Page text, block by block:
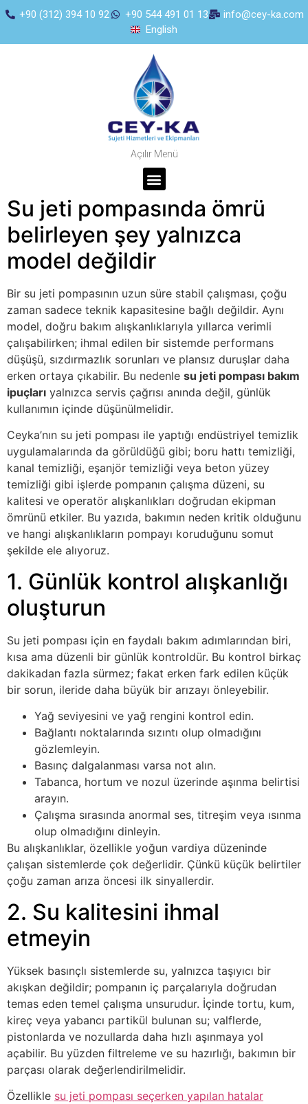
+90 (312) 394 10 92 +90 544 491 01 13
info@cey-ka.com
English
Açılır Menü
Su jeti pompasında ömrü
belirleyen şey yalnızca
model değildir
Bir su jeti pompasının uzun süre stabil çalışması, çoğu
zaman sadece teknik kapasitesine bağlı değildir. Aynı
model, doğru bakım alışkanlıklarıyla yıllarca verimli
çalışabilirken; ihmal edilen bir sistemde performans
düşüşü, sızdırmazlık sorunları ve plansız duruşlar daha
erken ortaya çıkabilir. Bu nedenle su jeti pompası bakım
ipuçları yalnızca servis çağrısı anında değil, günlük
kullanımın içinde düşünülmelidir.
Ceyka’nın su jeti pompası ile yaptığı endüstriyel temizlik
uygulamalarında da görüldüğü gibi; boru hattı temizliği,
kanal temizliği, eşanjör temizliği veya beton yüzey
temizliği gibi işlerde pompanın çalışma düzeni, su
kalitesi ve operatör alışkanlıkları doğrudan ekipman
ömrünü etkiler. Bu yazıda, bakımın neden kritik olduğunu
ve hangi alışkanlıkların pompayı koruduğunu somut
şekilde ele alıyoruz.
1. Günlük kontrol alışkanlığı
oluşturun
Su jeti pompası için en faydalı bakım adımlarından biri,
kısa ama düzenli bir günlük kontroldür. Bu kontrol birkaç
dakikadan fazla sürmez; fakat erken fark edilen küçük
bir sorun, ileride daha büyük bir arızayı önleyebilir.
Yağ seviyesini ve yağ rengini kontrol edin.
Bağlantı noktalarında sızıntı olup olmadığını
gözlemleyin.
Basınç dalgalanması varsa not alın.
Tabanca, hortum ve nozul üzerinde aşınma belirtisi
arayın.
Çalışma sırasında anormal ses, titreşim veya ısınma
olup olmadığını dinleyin.
Bu alışkanlıklar, özellikle yoğun vardiya düzeninde
çalışan sistemlerde çok değerlidir. Çünkü küçük belirtiler
çoğu zaman arıza öncesi ilk sinyallerdir.
2. Su kalitesini ihmal
etmeyin
Yüksek basınçlı sistemlerde su, yalnızca taşıyıcı bir
akışkan değildir; pompanın iç parçalarıyla doğrudan
temas eden temel çalışma unsurudur. İçinde tortu, kum,
kireç veya yabancı partikül bulunan su; valflerde,
pistonlarda ve nozullarda daha hızlı aşınmaya yol
açabilir. Bu yüzden filtreleme ve su hazırlığı, bakımın bir
parçası olarak değerlendirilmelidir.
Özellikle su jeti pompası seçerken yapılan hatalar